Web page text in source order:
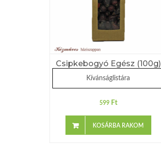
Csipkebogyó Egész (100g)
Kívánságlistára
599 Ft
KOSÁRBA RAKOM